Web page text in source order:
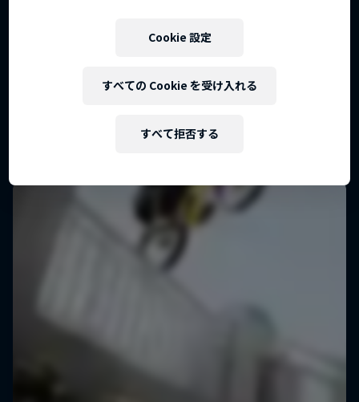
Cookie 設定
すべて拒否する
すべての Cookie を受け入れる